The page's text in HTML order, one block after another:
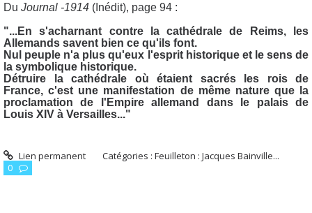
Du Journal -1914 (Inédit), page 94 :
"...En s'acharnant contre la cathédrale de Reims, les
Allemands savent bien ce qu'ils font.
Nul peuple n'a plus qu'eux l'esprit historique et le sens de
la symbolique historique.
Détruire la cathédrale où étaient sacrés les rois de
France, c'est une manifestation de même nature que la
proclamation de l'Empire allemand dans le palais de
Louis XIV à Versailles..."
Lien permanent Catégories :Feuilleton : Jacques Bainville...
0